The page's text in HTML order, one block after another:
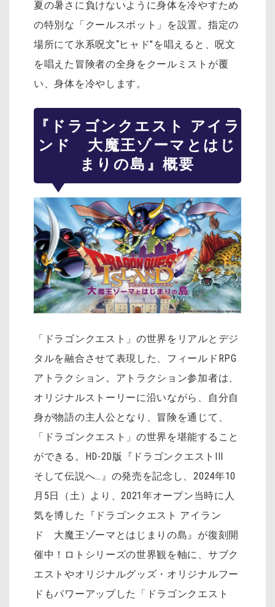
夏の暑さに負けないように身体を冷やすため
の特別な「クールスポット」を設置。指定の
場所にて氷系呪文“ヒャド”を唱えると、呪文
を唱えた冒険者の全身をクールミストが覆
い、身体を冷やします。
『ドラゴンクエスト アイラ
ンド 大魔王ゾーマとはじ
まりの島』概要
「ドラゴンクエスト」の世界をリアルとデジ
タルを融合させて表現した、フィールドRPG
アトラクション。アトラクション参加者は、
オリジナルストーリーに沿いながら、自分自
身が物語の主人公となり、冒険を通じて、
「ドラゴンクエスト」の世界を堪能すること
ができる。HD-2D版『ドラゴンクエストIII
そして伝説へ…』の発売を記念し、2024年10
月5日（土）より、2021年オープン当時に人
気を博した『ドラゴンクエスト アイラン
ド 大魔王ゾーマとはじまりの島』が復刻開
催中！ロトシリーズの世界観を軸に、サブク
エストやオリジナルグッズ・オリジナルフー
ドもパワーアップした「ドラゴンクエスト